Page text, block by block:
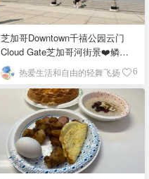
芝加哥Downtown千禧公园云门
Cloud Gate芝加哥河街景❤️鳞次
栉比的高楼
热爱生活和自由的轻舞飞扬 6